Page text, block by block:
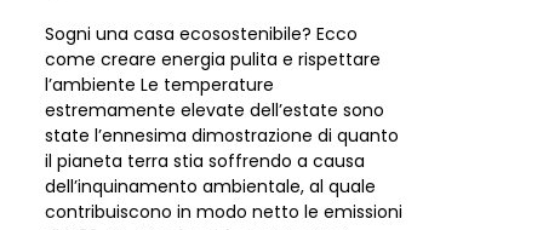
Sogni una casa ecosostenibile? Ecco
come creare energia pulita e rispettare
l’ambiente Le temperature
estremamente elevate dell’estate sono
state l’ennesima dimostrazione di quanto
il pianeta terra stia soffrendo a causa
dell’inquinamento ambientale, al quale
contribuiscono in modo netto le emissioni